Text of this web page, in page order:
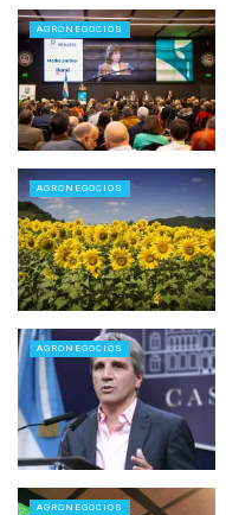
AGRONEGOCIOS
AGRONEGOCIOS
AGRONEGOCIOS
AGRONEGOCIOS